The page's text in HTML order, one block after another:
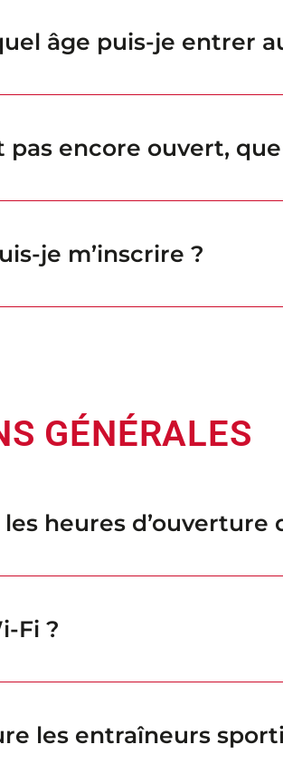
âge puis-je entrer
pas encore ouvert,
je m’inscrire ?
GÉNÉRALES
heures d’ouverture
Fi ?
les entraîneurs